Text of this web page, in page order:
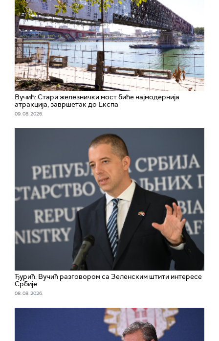
Вучић: Стари железнички мост биће најмодернија
атракција, завршетак до Експа
09. 08. 2026.
Ђурић: Вучић разговором са Зеленским штити интересе
Србије
08. 08. 2026.